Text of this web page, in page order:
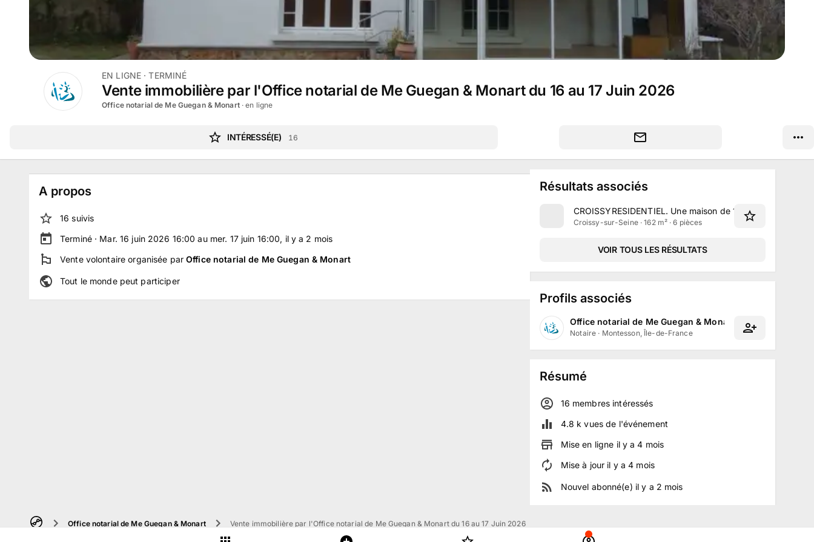
EN LIGNE · TERMINÉ
Vente immobilière par l'Office notarial de Me Guegan & Monart du 16 au 17 Juin 2026
Office notarial de Me Guegan & Monart· en ligne
INTÉRESSÉ(E) 16
A propos
16 suivis
Terminé · Mar. 16 juin 2026 16:00 au mer. 17 juin 16:00, il y a 2 mois
Vente volontaire organisée parOffice notarial de Me Guegan & Monart
Tout le monde peut participer
Résultats associés
CROISSYRESIDENTIEL. Une maison de 162 m² située rue
Croissy-sur-Seine · 162 m² · 6 pièces
VOIR TOUS LES RÉSULTATS
Profils associés
Office notarial de Me Guegan & Monart
Notaire · Montesson, Île-de-France
Résumé
16 membresintéressés
4.8 k vues de l'événement
Mise en ligne il y a4 mois
Mise à jour il y a4 mois
Nouvel abonné(e) il y a 2 mois
Office notarial de Me Guegan & Monart Vente immobilière par l'Office notarial de Me Guegan & Monart du 16 au 17 Juin 2026